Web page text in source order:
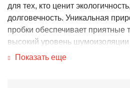
для тех, кто ценит
долговечность. Уникальная
пробки обеспечивает
высокий уровень шумоизоляции
ежедневным нагрузкам.
Показать еще